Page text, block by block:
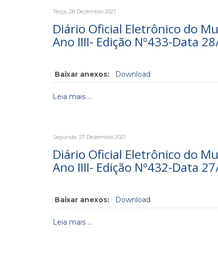
Terça, 28 Dezembro 2021
Diário Oficial Eletrônico do
Ano IIII- Edição Nº433-Data
Baixar anexos: Download
Leia mais ...
Segunda, 27 Dezembro 2021
Diário Oficial Eletrônico do
Ano IIII- Edição Nº432-Data
Baixar anexos: Download
Leia mais ...